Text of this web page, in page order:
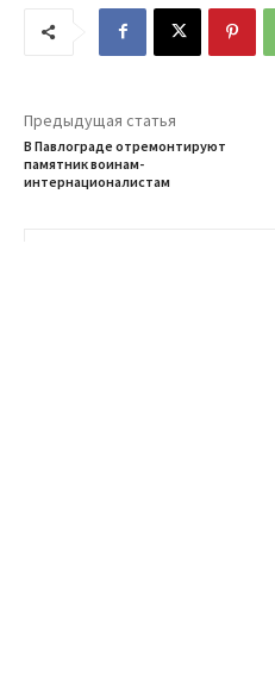
Предыдущая статья
В Павлограде отремонтируют
памятник воинам-
интернационалистам